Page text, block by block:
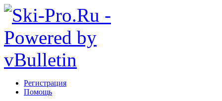
Регистрация
Помощь